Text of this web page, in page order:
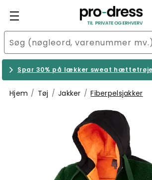
Spar 30% på lækker sweat
Hjem Tøj Jakker Fiberpelsjakker